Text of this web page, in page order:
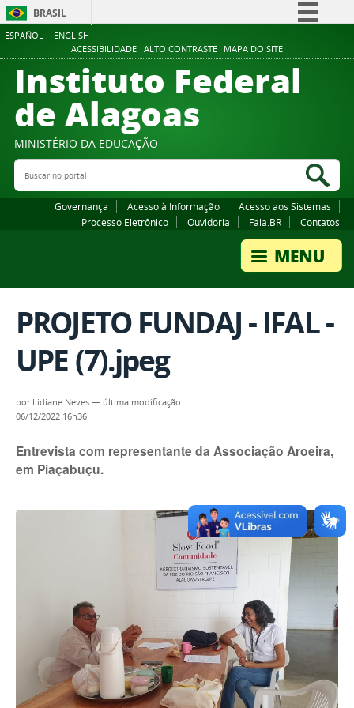
ESPAÑOL ENGLISH
ACESSIBILIDADE ALTO CONTRASTE MAPA DO SITE
BRASIL
Comunica BR
Participe
Canais
Instituto Federal
de Alagoas
MINISTÉRIO DA EDUCAÇÃO
Buscar no portal
Governança Acesso à Informação
Acesso aos Sistemas
Processo Eletrônico
Ouvidoria Fala.BR Contatos
PROJETO FUNDAJ - IFAL -
UPE (7).jpeg
por Lidiane Neves — última modificação
06/12/2022 16h36
Entrevista com representante da Associação Aroeira,
em Piaçabuçu.